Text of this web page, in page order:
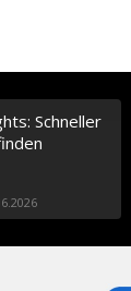
Schneller